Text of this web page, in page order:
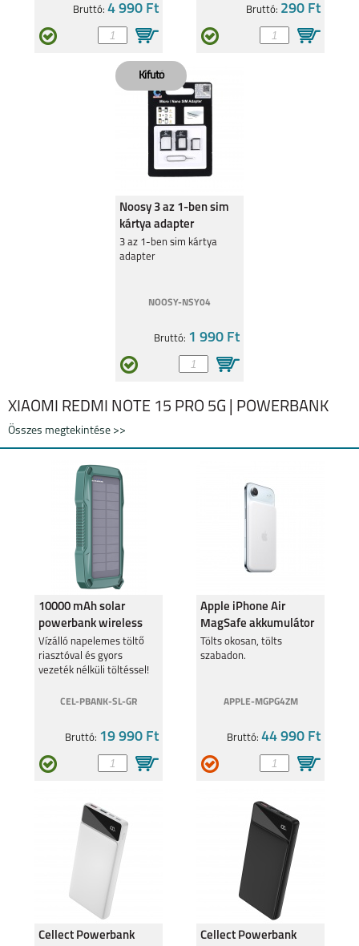
Bruttó: 4 990 Ft Bruttó: 290 Ft
Noosy 3 az 1-ben sim
kártya adapter
3 az 1-ben sim kártya
adapter
NOOSY-NSY04
Bruttó: 1 990 Ft
XIAOMI REDMI NOTE 15 PRO 5G | POWERBANK
Összes megtekintése >>
10000 mAh solar
powerbank wireless
töltéssel,riasztó
funkcióval
Vízálló napelemes töltő
riasztóval és gyors
vezeték nélküli töltéssel!
CEL-PBANK-SL-GR
Bruttó: 19 990 Ft
Apple iPhone Air
MagSafe akkumulátor
Tölts okosan, tölts
szabadon.
APPLE-MGPG4ZM
Bruttó:44 990 Ft
Cellect Powerbank
Cellect Powerbank